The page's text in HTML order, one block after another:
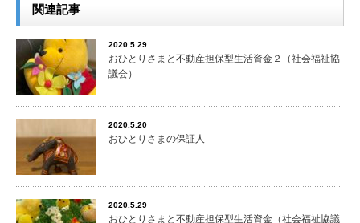
関連記事
2020.5.29
おひとりさまと不動産担保型生活資金２（社会福祉協
議会）
2020.5.20
おひとりさまの保証人
2020.5.29
おひとりさまと不動産担保型生活資金（社会福祉協議